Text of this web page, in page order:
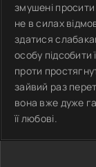
змушені
не в силах
здатися
особу
проти
зайвий раз
вона вже дуже
її любові.